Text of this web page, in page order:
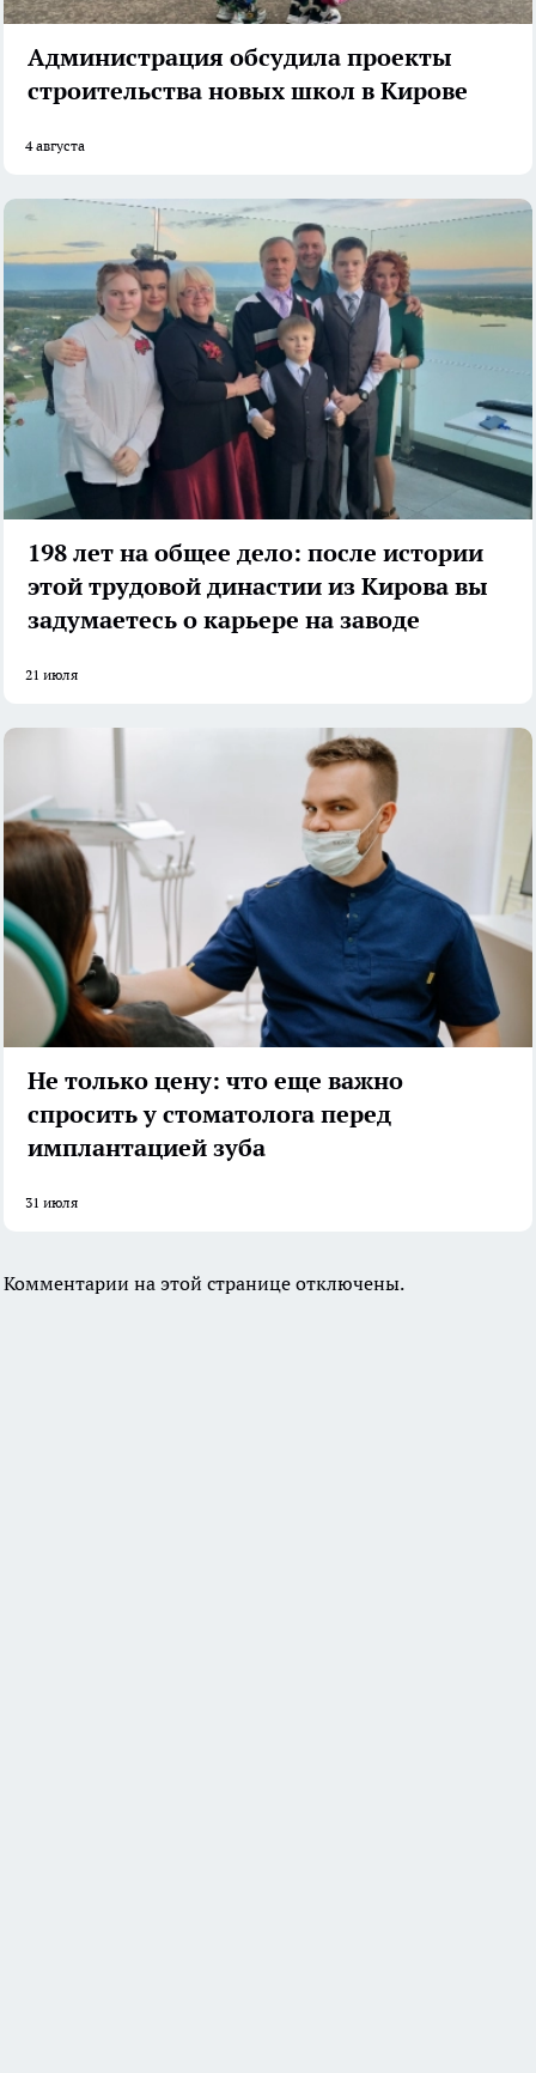
Администрация обсудила проекты
строительства новых школ в Кирове
4 августа
198 лет на общее дело: после истории
этой трудовой династии из Кирова вы
задумаетесь о карьере на заводе
21 июля
Не только цену: что еще важно
спросить у стоматолога перед
имплантацией зуба
31 июля
Комментарии на этой странице отключены.